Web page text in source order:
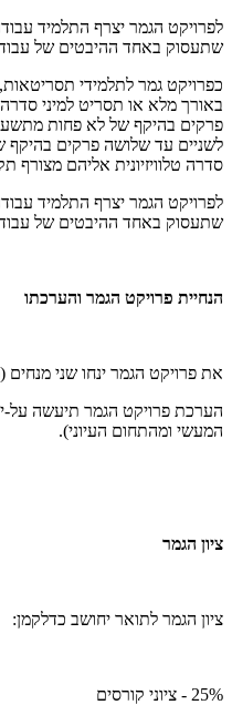
לפרויקט הגמר יצרף התלמיד
שתעסוק באחד ההיבטים של
כפרויקט גמר לתלמידי
באורך מלא או תסריט למיני סדרה
פרקים בהיקף של לא פחות
לשניים עד שלושה פרקים בהיקף
סדרה טלוויזיונית אליהם מצורף
לפרויקט הגמר יצרף התלמיד
שתעסוק באחד ההיבטים של
הנחיית פרויקט הגמר והערכתו
את פרויקט הגמר ינחו שני
הערכת פרויקט הגמר תיעשה על-
המעשי ומהתחום העיוני).
ציון הגמר
ציון הגמר לתואר יחושב כדלקמן:
25% - ציוני קורסים